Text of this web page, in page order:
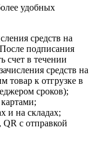
удобных
средств на
подписания
счет в течении
средств на
товар к отгрузке в
сроков);
и на складах;
с отправкой